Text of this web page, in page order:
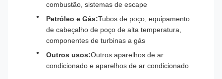
combustão, sistemas de escape
Petróleo e Gás:Tubos de poço, equipamento
de cabeçalho de poço de alta temperatura,
componentes de turbinas a gás
Outros usos:Outros aparelhos de ar
condicionado e aparelhos de ar condicionado